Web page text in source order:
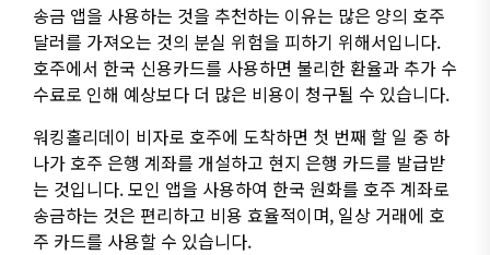
송금 앱을 사용하는 것을 추천하는 이유는 많은 양의 호주
달러를 가져오는 것의 분실 위험을 피하기 위해서입니다.
호주에서 한국 신용카드를 사용하면 불리한 환율과 추가 수
수료로 인해 예상보다 더 많은 비용이 청구될 수 있습니다.
워킹홀리데이 비자로 호주에 도착하면 첫 번째 할 일 중 하
나가 호주 은행 계좌를 개설하고 현지 은행 카드를 발급받
는 것입니다. 모인 앱을 사용하여 한국 원화를 호주 계좌로
송금하는 것은 편리하고 비용 효율적이며, 일상 거래에 호
주 카드를 사용할 수 있습니다.